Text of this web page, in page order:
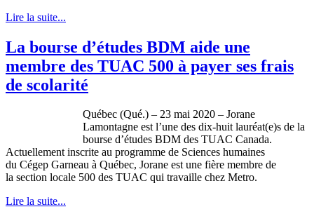
Lire la suite...
La bourse d’études BDM aide une
membre des TUAC 500 à payer ses frais
de scolarité
Québec (Qué.) – 23 mai 2020 – Jorane
Lamontagne est l’une des dix-huit lauréat(e)s de la
bourse d’études BDM des TUAC Canada.
Actuellement inscrite au programme de Sciences humaines
du Cégep Garneau à Québec, Jorane est une fière membre de
la section locale 500 des TUAC qui travaille chez Metro.
Lire la suite...